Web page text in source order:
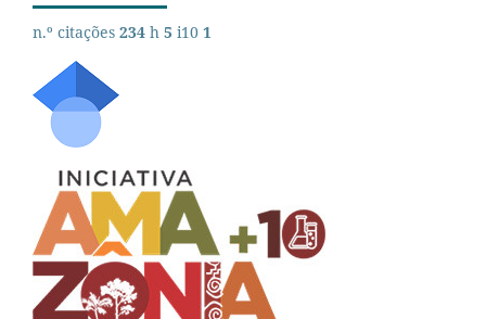
n.º citações 234 h 5 i10 1